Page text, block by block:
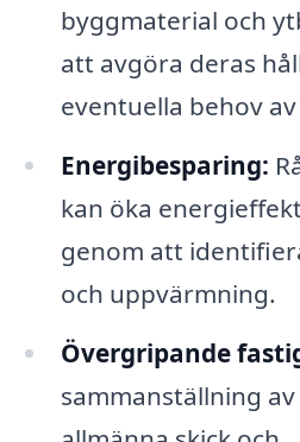
byggmaterial och
att avgöra deras
eventuella behov
Energibesparing:
kan öka
genom att
och uppvärmning.
Övergripande
sammanställning